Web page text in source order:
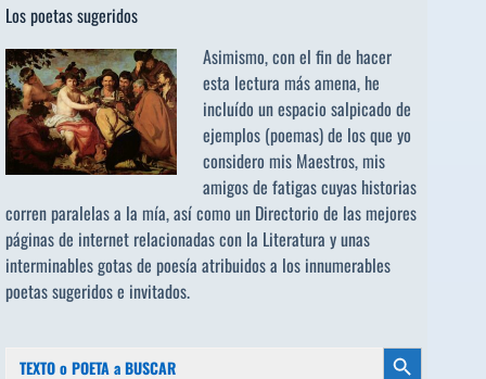
Los poetas sugeridos
Asimismo, con el fin de hacer
esta lectura más amena, he
incluído un espacio salpicado de
ejemplos (poemas) de los que yo
considero mis Maestros, mis
amigos de fatigas cuyas historias
corren paralelas a la mía, así como un Directorio de las mejores
páginas de internet relacionadas con la Literatura y unas
interminables gotas de poesía atribuidos a los innumerables
poetas sugeridose invitados.
Botón de búsqueda